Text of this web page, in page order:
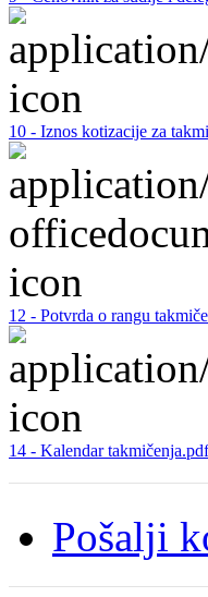
10 - Iznos kotizacije za
12 - Potvrda o rangu
14 - Kalendar takmičenja.pdf
Pošalji